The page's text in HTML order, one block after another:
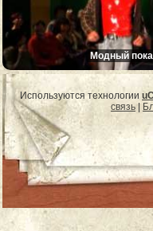
Модный
Используются технологии
связь